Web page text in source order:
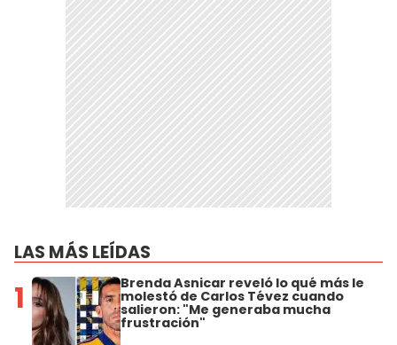
LAS MÁS LEÍDAS
1 Brenda Asnicar reveló lo qué más le
molestó de Carlos Tévez cuando
salieron: "Me generaba mucha
frustración"